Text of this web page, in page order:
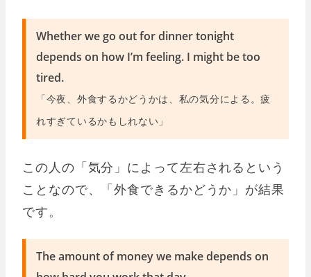
Whether we go out for dinner tonight
depends on how I’m feeling. I might be too
tired.
「今夜、外食するかどうかは、私の気分による。疲
れすぎているかもしれない」
この人の「気分」によって左右されるという
ことなので、「外食できるかどうか」が結果
です。
The amount of money we make depends on